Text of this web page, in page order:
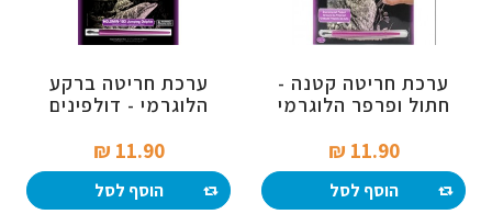
ערכת חריטה קטנה -
חתול ופרפר הלוגרמי
11.90 ₪‎
הוסף לסל
ערכת חריטה ברקע
הלוגרמי - דולפינים
11.90 ₪‎
הוסף לסל